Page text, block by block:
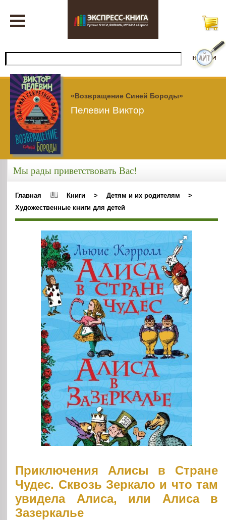
«Возвращение Синей Бороды»
Пелевин Виктор
Мы рады приветствовать Вас!
Главная Книги > Детям и их родителям
>
Художественные книги для детей
Приключения Алисы в Стране
Чудес. Сквозь Зеркало и что там
увидела Алиса, или Алиса в
Зазеркалье